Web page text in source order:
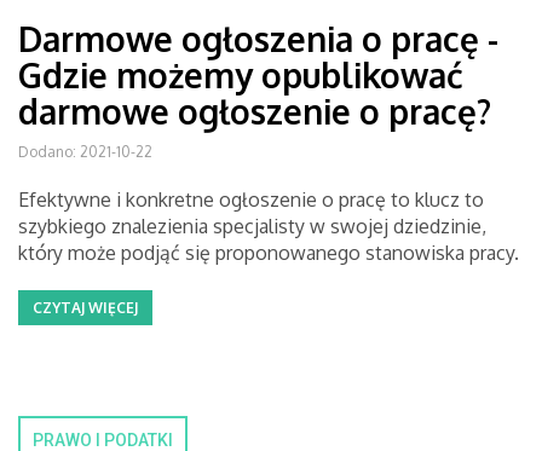
Darmowe ogłoszenia o pracę -
Gdzie możemy opublikować
darmowe ogłoszenie o pracę?
Dodano: 2021-10-22
Efektywne i konkretne ogłoszenie o pracę to klucz to
szybkiego znalezienia specjalisty w swojej dziedzinie,
który może podjąć się proponowanego stanowiska pracy.
CZYTAJ WIĘCEJ
PRAWO I PODATKI